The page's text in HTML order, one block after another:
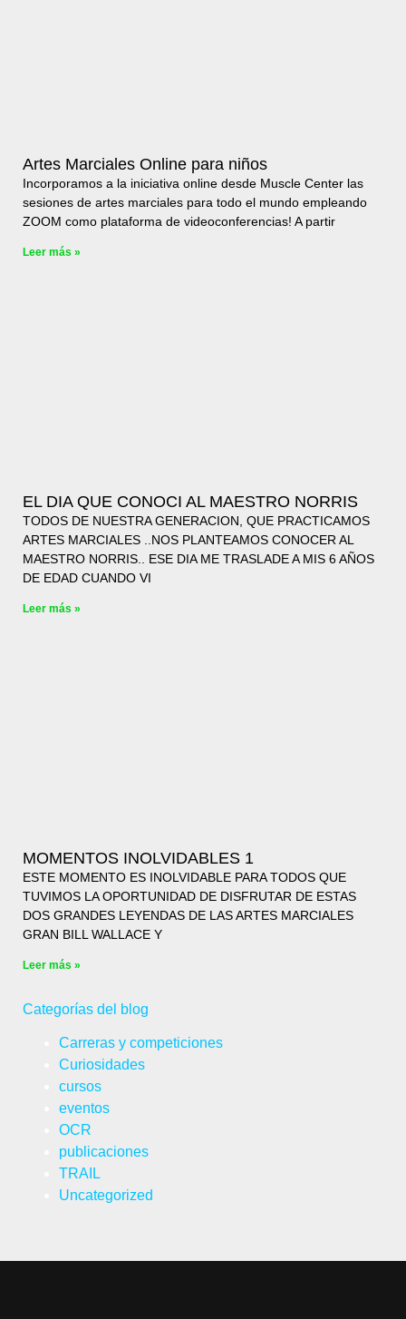
Artes Marciales Online para niños
Incorporamos a la iniciativa online desde Muscle Center las
sesiones de artes marciales para todo el mundo empleando
ZOOM como plataforma de videoconferencias! A partir
Leer más »
EL DIA QUE CONOCI AL MAESTRO NORRIS
TODOS DE NUESTRA GENERACION, QUE PRACTICAMOS
ARTES MARCIALES ..NOS PLANTEAMOS CONOCER AL
MAESTRO NORRIS.. ESE DIA ME TRASLADE A MIS 6 AÑOS
DE EDAD CUANDO VI
Leer más »
MOMENTOS INOLVIDABLES 1
ESTE MOMENTO ES INOLVIDABLE PARA TODOS QUE
TUVIMOS LA OPORTUNIDAD DE DISFRUTAR DE ESTAS
DOS GRANDES LEYENDAS DE LAS ARTES MARCIALES
GRAN BILL WALLACE Y
Leer más »
Categorías del blog
Carreras y competiciones
Curiosidades
cursos
eventos
OCR
publicaciones
TRAIL
Uncategorized